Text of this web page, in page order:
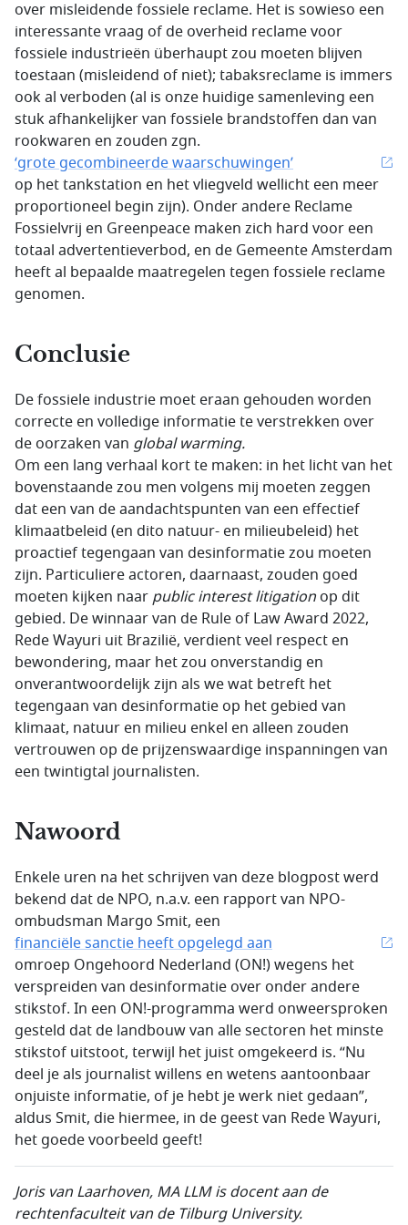
over misleidende fossiele reclame. Het is sowieso een
interessante vraag of de overheid reclame voor
fossiele industrieën überhaupt zou moeten blijven
toestaan (misleidend of niet); tabaksreclame is immers
ook al verboden (al is onze huidige samenleving een
stuk afhankelijker van fossiele brandstoffen dan van
rookwaren en zouden zgn.
‘grote gecombineerde waarschuwingen’
op het tankstation en het vliegveld wellicht een meer
proportioneel begin zijn). Onder andere Reclame
Fossielvrij en Greenpeace maken zich hard voor een
totaal advertentieverbod, en de Gemeente Amsterdam
heeft al bepaalde maatregelen tegen fossiele reclame
genomen.
Conclusie
De fossiele industrie moet eraan gehouden worden
correcte en volledige informatie te verstrekken over
de oorzaken van global warming.
Om een lang verhaal kort te maken: in het licht van het
bovenstaande zou men volgens mij moeten zeggen
dat een van de aandachtspunten van een effectief
klimaatbeleid (en dito natuur- en milieubeleid) het
proactief tegengaan van desinformatie zou moeten
zijn. Particuliere actoren, daarnaast, zouden goed
moeten kijken naar public interest litigation op dit
gebied. De winnaar van de Rule of Law Award 2022,
Rede Wayuri uit Brazilië, verdient veel respect en
bewondering, maar het zou onverstandig en
onverantwoordelijk zijn als we wat betreft het
tegengaan van desinformatie op het gebied van
klimaat, natuur en milieu enkel en alleen zouden
vertrouwen op de prijzenswaardige inspanningen van
een twintigtal journalisten.
Nawoord
Enkele uren na het schrijven van deze blogpost werd
bekend dat de NPO, n.a.v. een rapport van NPO-
ombudsman Margo Smit, een
financiële sanctie heeft opgelegd aan
omroep Ongehoord Nederland (ON!) wegens het
verspreiden van desinformatie over onder andere
stikstof. In een ON!-programma werd onweersproken
gesteld dat de landbouw van alle sectoren het minste
stikstof uitstoot, terwijl het juist omgekeerd is. “Nu
deel je als journalist willens en wetens aantoonbaar
onjuiste informatie, of je hebt je werk niet gedaan”,
aldus Smit, die hiermee, in de geest van Rede Wayuri,
het goede voorbeeld geeft!
Joris van Laarhoven, MA LLM is docent aan de
rechtenfaculteit van de Tilburg University.